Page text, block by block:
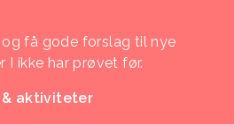
få gode forslag til nye
I ikke har prøvet før.
aktiviteter